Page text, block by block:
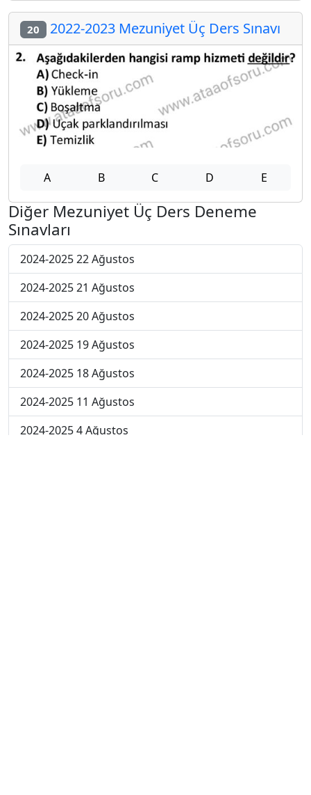
20 2022-2023 Mezuniyet Üç Ders Sınavı
A B C D E
Diğer Mezuniyet Üç Ders Deneme
Sınavları
2024-2025 22 Ağustos
2024-2025 21 Ağustos
2024-2025 20 Ağustos
2024-2025 19 Ağustos
2024-2025 18 Ağustos
2024-2025 11 Ağustos
2024-2025 4 Ağustos